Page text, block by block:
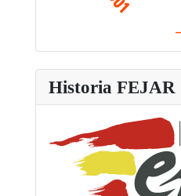
Historia FEJAR